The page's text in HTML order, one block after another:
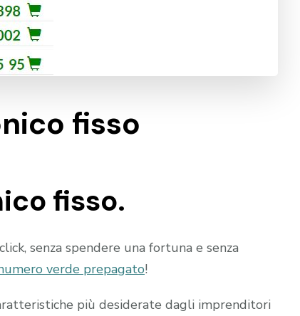
fisso
fisso.
senza spendere una fortuna e senza
verde prepagato!
più desiderate dagli imprenditori